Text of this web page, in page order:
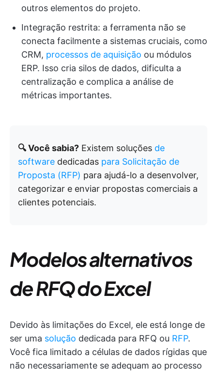
outros elementos do projeto.
Integração restrita: a ferramenta não se
conecta facilmente a sistemas cruciais, como
CRM, processos de aquisição ou módulos
ERP. Isso cria silos de dados, dificulta a
centralização e complica a análise de
métricas importantes.
🔍 Você sabia? Existem soluções de
software dedicadas para Solicitação de
Proposta (RFP) para ajudá-lo a desenvolver,
categorizar e enviar propostas comerciais a
clientes potenciais.
Modelos alternativos
de RFQ do Excel
Devido às limitações do Excel, ele está longe de
ser uma solução dedicada para RFQ ou RFP.
Você fica limitado a células de dados rígidas que
não necessariamente se adequam ao processo